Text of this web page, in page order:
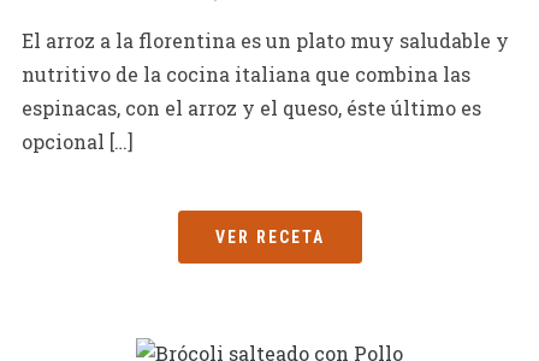
El arroz a la florentina es un plato muy saludable y
nutritivo de la cocina italiana que combina las
espinacas, con el arroz y el queso, éste último es
opcional […]
VER RECETA